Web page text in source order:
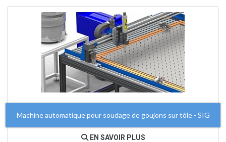
Machine automatique pour soudage de goujons sur tôle - SIG
EN SAVOIR PLUS